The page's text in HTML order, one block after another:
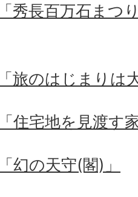
秀長百万石まつ
旅のはじまりは
住宅地を見渡す
幻の天守(閣)」